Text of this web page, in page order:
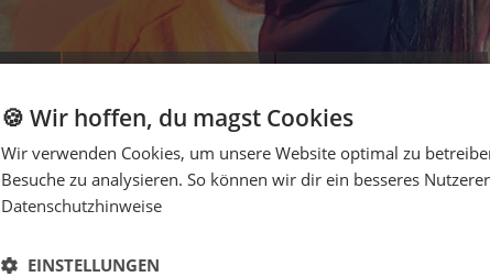
Livemusiker, Fotografen
von 5
🍪 Wir hoffen, du magst Cookies
Wir verwenden Cookies, um unsere Website optimal zu
Besuche zu analysieren. So können wir dir ein besseres
Datenschutzhinweise
EINSTELLUNGEN